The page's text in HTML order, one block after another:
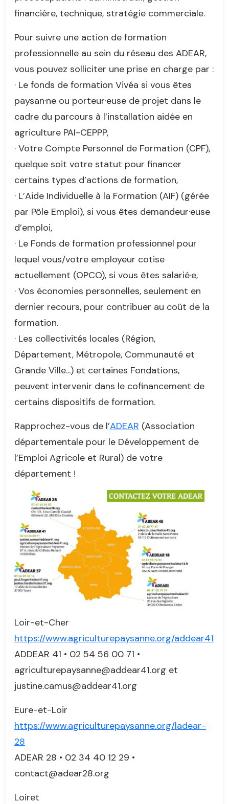
financière, technique, stratégie commerciale.
Pour suivre une action de formation
professionnelle au sein du réseau des ADEAR,
vous pouvez solliciter une prise en charge par :
· Le fonds de formation Vivéa si vous êtes
paysan·ne ou porteur·euse de projet dans le
cadre du parcours à l’installation aidée en
agriculture PAI-CEPPP,
· Votre Compte Personnel de Formation (CPF),
quelque soit votre statut pour financer
certains types d’actions de formation,
· L’Aide Individuelle à la Formation (AIF) (gérée
par Pôle Emploi), si vous êtes demandeur·euse
d’emploi,
· Le Fonds de formation professionnel pour
lequel vous/votre employeur cotise
actuellement (OPCO), si vous êtes salarié·e,
· Vos économies personnelles, seulement en
dernier recours, pour contribuer au coût de la
formation.
· Les collectivités locales (Région,
Département, Métropole, Communauté et
Grande Ville...) et certaines Fondations,
peuvent intervenir dans le cofinancement de
certains dispositifs de formation.
Rapprochez-vous de l’ADEAR (Association
départementale pour le Développement de
l’Emploi Agricole et Rural) de votre
département !
Loir-et-Cher
https://www.agriculturepaysanne.org/addear41
ADDEAR 41 • 02 54 56 00 71 •
agriculturepaysanne@addear41.org et
justine.camus@addear41.org
Eure-et-Loir
https://www.agriculturepaysanne.org/ladear-
28
ADEAR 28 • 02 34 40 12 29 •
contact@adear28.org
Loiret